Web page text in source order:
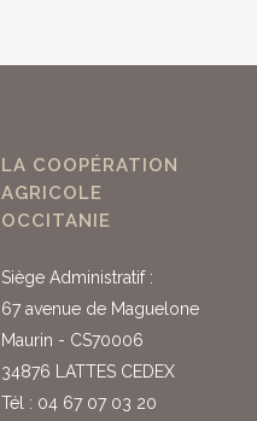
LA COOPÉRATION
AGRICOLE
OCCITANIE
Siège Administratif :
67 avenue de Maguelone
Maurin - CS70006
34876 LATTES CEDEX
Tél : 04 67 07 03 20